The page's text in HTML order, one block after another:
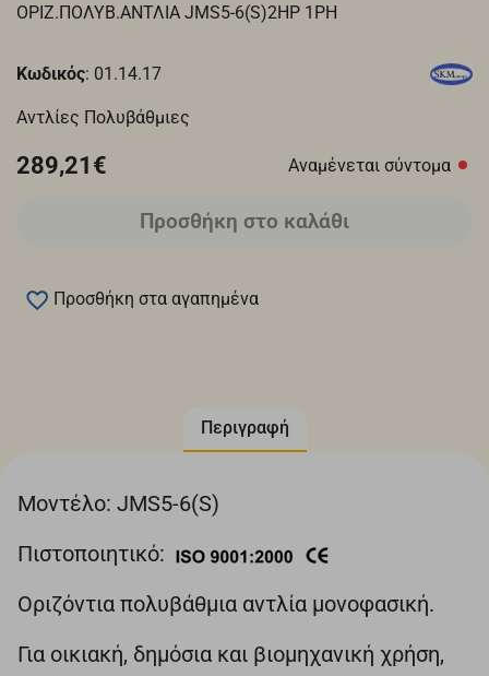
ΟΡΙΖ.ΠΟΛΥΒ.ΑΝΤΛΙΑ JMS5-6(S)2HP 1ΡΗ
Κωδικός: 01.14.17
Αντλίες Πολυβάθμιες
289,21€ Αναμένεται σύντομα
Προσθήκη στο καλάθι
Προσθήκη στα αγαπημένα
Περιγραφή
Μοντέλο: JMS5-6(S)
Πιστοποιητικό:
Οριζόντια πολυβάθμια αντλία μονοφασική.
Για οικιακή, δημόσια και βιομηχανική χρήση,